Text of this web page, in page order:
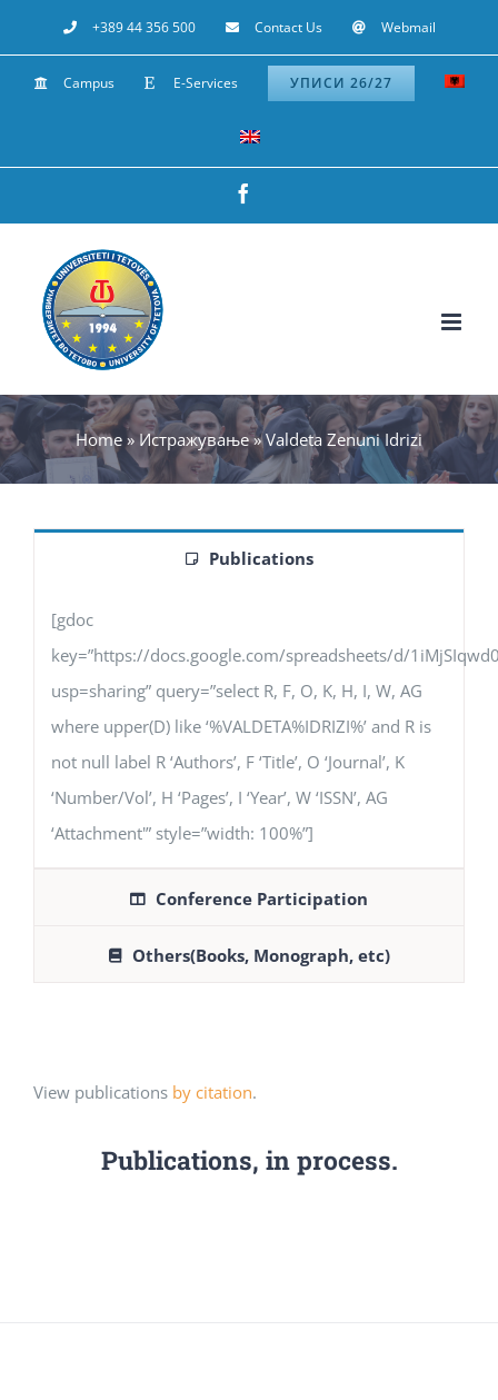
to
content
+389 44 356 500 Contact Us Webmail
Campus E-Services УПИСИ 26/27
Home » Истражување»Valdeta Zenuni Idrizi
Publications
[gdoc
key=”https://docs.google.com/spreadsheets/d/
usp=sharing” query=”select R, F, O, K, H, I, W, AG
where upper(D) like ‘%VALDETA%IDRIZI%’ and R is
not null label R ‘Authors’, F ‘Title’, O ‘Journal’, K
‘Number/Vol’, H ‘Pages’, I ‘Year’, W ‘ISSN’, AG
‘Attachment'” style=”width: 100%”]
Conference Participation
Others(Books, Monograph, etc)
View publications by citation.
Publications, in process.